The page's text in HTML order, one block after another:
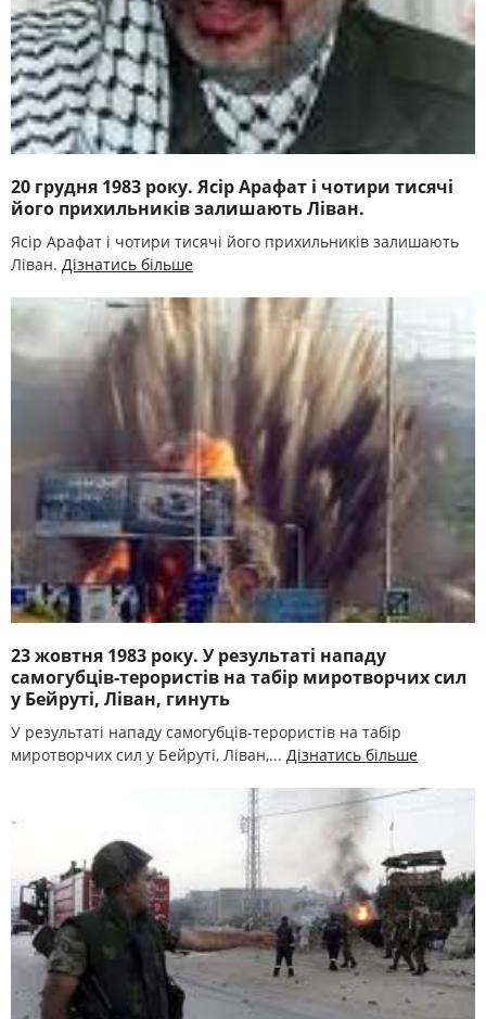
20 грудня 1983 року. Ясір Арафат і чотири тисячі
його прихильників залишають Ліван.
Ясір Арафат і чотири тисячі його прихильників залишають
Ліван. Дізнатись більше
23 жовтня 1983 року. У результаті нападу
самогубців-терористів на табір миротворчих сил
у Бейруті, Ліван, гинуть
У результаті нападу самогубців-терористів на табір
миротворчих сил у Бейруті, Ліван,... Дізнатись більше